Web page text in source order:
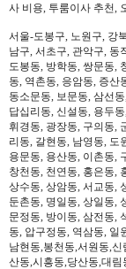
사 비용, 투룸이사 추천,
서울-도봉구, 노원구, 강
남구, 서초구, 관악구, 동
도봉동, 방학동, 쌍문동,
동, 역촌동, 응암동, 증산
동소문동, 보문동, 삼선
답십리동, 신설동, 용두
휘경동, 광장동, 구의동,
리동, 갈현동, 남영동, 도
용문동, 용산동, 이촌동,
창천동, 천연동, 홍은동,
상수동, 상암동, 서교동,
둔촌동, 명일동, 상일동,
문정동, 방이동, 삼전동,
동, 압구정동, 역삼동, 일
남현동,봉천동,서원동,
산동,시흥동,당산동,대